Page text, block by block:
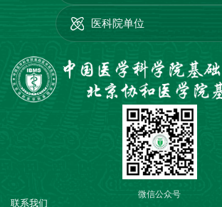
医科院单位
联系我们
微信公众号